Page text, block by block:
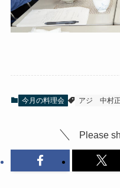
今月の料理会 アジ 中村
Please